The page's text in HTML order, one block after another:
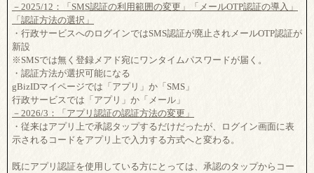
－2025/12：「SMS認証の利用範囲の変更」「メールOTP認証の導入」
「認証方法の選択」
・行政サービスへのログインではSMS認証が廃止されメールOTP認証が
新設
※SMSでは無く登録メアド宛にワンタイムパスワードが届く。
・認証方法が選択可能になる
gBizIDマイページでは「アプリ」か「SMS」
行政サービスでは「アプリ」か「メール」
－2026/3：「アプリ認証の認証方法の変更」
・従来はアプリ上で承認タップするだけだったが、ログイン画面に表
示されるコードをアプリ上で入力する方式へと変わる。
既にアプリ認証を使用している方にとっては、承認のタップからコー